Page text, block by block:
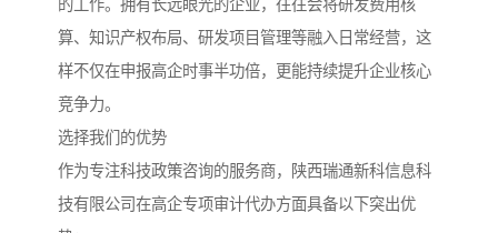
的工作。拥有长远眼光的企业，往往会将研发费用核
算、知识产权布局、研发项目管理等融入日常经营，这
样不仅在申报高企时事半功倍，更能持续提升企业核心
竞争力。
选择我们的优势
作为专注科技政策咨询的服务商，陕西瑞通新科信息科
技有限公司在高企专项审计代办方面具备以下突出优